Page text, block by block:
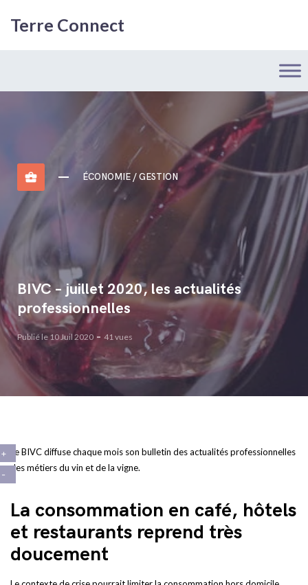
Terre Connect
business_center ÉCONOMIE / GESTION
BIVC – juillet 2020, les actualités
professionnelles
Publié le 10 Juil 2020 41 vues
Le BIVC diffuse chaque mois son bulletin des actualités professionnelles
des métiers du vin et de la vigne.
La consommation en café, hôtels
et restaurants reprend très
doucement